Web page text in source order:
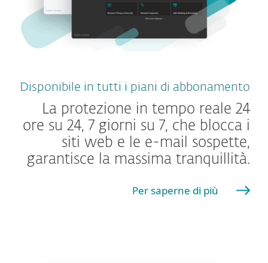
Disponibile in tutti i piani di abbonamento
La protezione in tempo reale 24
ore su 24, 7 giorni su 7, che blocca i
siti web e le e-mail sospette,
garantisce la massima tranquillità.
Per saperne di più